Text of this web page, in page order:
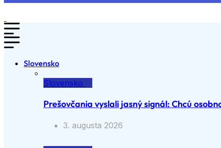
Slovensko
Slovensko
Prešovčania vyslali jasný signál: Chcú
3. augusta 2026